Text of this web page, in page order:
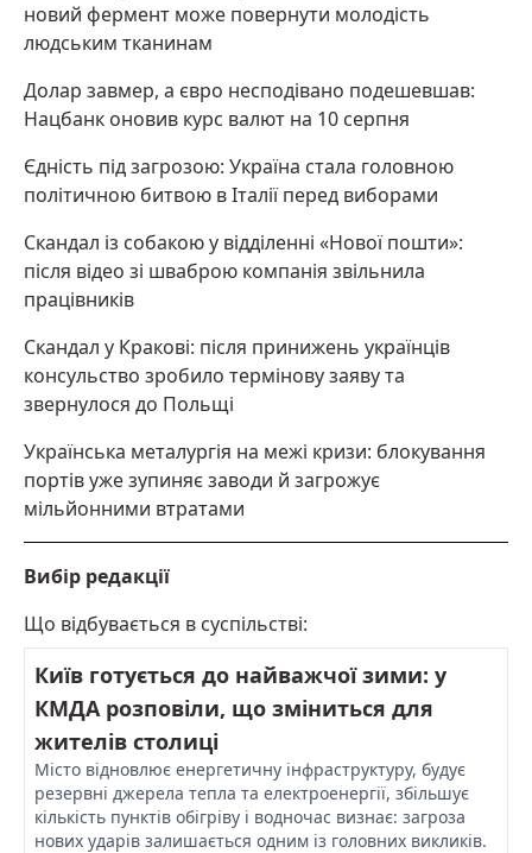
новий фермент може повернути молодість
людським тканинам
Долар завмер, а євро несподівано подешевшав:
Нацбанк оновив курс валют на 10 серпня
Єдність під загрозою: Україна стала головною
політичною битвою в Італії перед виборами
Скандал із собакою у відділенні «Нової пошти»:
після відео зі шваброю компанія звільнила
працівників
Скандал у Кракові: після принижень українців
консульство зробило термінову заяву та
звернулося до Польщі
Українська металургія на межі кризи: блокування
портів уже зупиняє заводи й загрожує
мільйонними втратами
Вибір редакції
Що відбувається в суспільстві:
Київ готується до найважчої зими: у
КМДА розповіли, що зміниться для
жителів столиці
Місто відновлює енергетичну інфраструктуру, будує
резервні джерела тепла та електроенергії, збільшує
кількість пунктів обігріву і водночас визнає: загроза
нових ударів залишається одним із головних викликів.